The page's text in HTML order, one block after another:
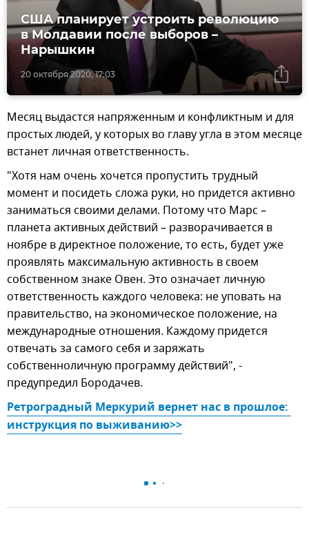
20 октября 2020, 17:03
США планирует устроить революцию
в Молдавии после выборов –
Нарышкин
Месяц выдастся напряженным и конфликтным и для
простых людей, у которых во главу угла в этом месяце
встанет личная ответственность.
"Хотя нам очень хочется пропустить трудный
момент и посидеть сложа руки, но придется активно
заниматься своими делами. Потому что Марс –
планета активных действий – разворачивается в
ноябре в директное положение, то есть, будет уже
проявлять максимальную активность в своем
собственном знаке Овен. Это означает личную
ответственность каждого человека: не уповать на
правительство, на экономическое положение, на
международные отношения. Каждому придется
отвечать за самого себя и заряжать
собственноличную программу действий", -
предупредил Бородачев.
Ретроградный Меркурий вернет нас в прошлое:
инструкция по выживанию>>